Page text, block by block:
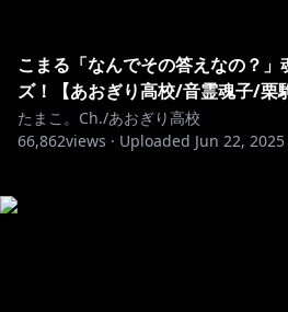
こまる「なんでその答えなの？」
ズ！【あおぎり高校/音霊魂子/栗
たまこ。Ch./あおぎり高校
66,862views · Uploaded Jun 22, 2025